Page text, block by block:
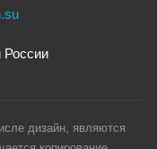
России
дизайн, являются